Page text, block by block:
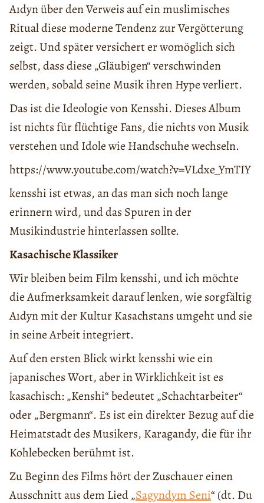
Aıdyn über den Verweis auf ein muslimisches
Ritual diese moderne Tendenz zur Vergötterung
zeigt. Und später versichert er womöglich sich
selbst, dass diese „Gläubigen“ verschwinden
werden, sobald seine Musik ihren Hype verliert.
Das ist die Ideologie von Kensshi. Dieses Album
ist nichts für flüchtige Fans, die nichts von Musik
verstehen und Idole wie Handschuhe wechseln.
https://www.youtube.com/watch?v=VLdxe_YmTIY
kensshi ist etwas, an das man sich noch lange
erinnern wird, und das Spuren in der
Musikindustrie hinterlassen sollte.
Kasachische Klassiker
Wir bleiben beim Film kensshi, und ich möchte
die Aufmerksamkeit darauf lenken, wie sorgfältig
Aıdyn mit der Kultur Kasachstans umgeht und sie
in seine Arbeit integriert.
Auf den ersten Blick wirkt kensshi wie ein
japanisches Wort, aber in Wirklichkeit ist es
kasachisch: „Kenshi“ bedeutet „Schachtarbeiter“
oder „Bergmann“. Es ist ein direkter Bezug auf die
Heimatstadt des Musikers, Karagandy, die für ihr
Kohlebecken berühmt ist.
Zu Beginn des Films hört der Zuschauer einen
Ausschnitt aus dem Lied „Sagyndym Seni“ (dt. Du